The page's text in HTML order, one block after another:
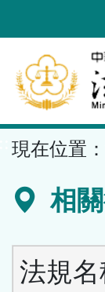
到
要
內
容
區
現在位置：
相
法規名